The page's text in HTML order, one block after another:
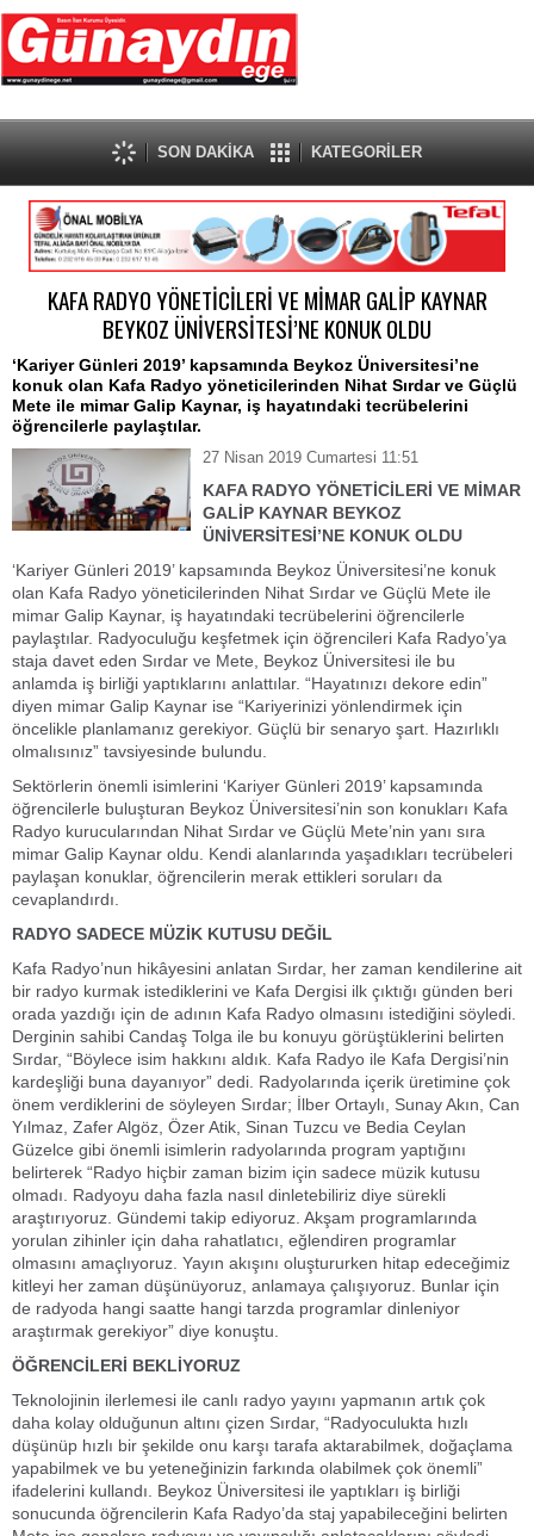
SON DAKİKA KATEGORİLER
KAFA RADYO YÖNETİCİLERİ VE MİMAR GALİP KAYNAR
BEYKOZ ÜNİVERSİTESİ’NE KONUK OLDU
‘Kariyer Günleri 2019’ kapsamında Beykoz Üniversitesi’ne
konuk olan Kafa Radyo yöneticilerinden Nihat Sırdar ve Güçlü
Mete ile mimar Galip Kaynar, iş hayatındaki tecrübelerini
öğrencilerle paylaştılar.
27 Nisan 2019 Cumartesi 11:51
KAFA RADYO YÖNETİCİLERİ VE MİMAR
GALİP KAYNAR BEYKOZ
ÜNİVERSİTESİ’NE KONUK OLDU
‘Kariyer Günleri 2019’ kapsamında Beykoz Üniversitesi’ne konuk
olan Kafa Radyo yöneticilerinden Nihat Sırdar ve Güçlü Mete ile
mimar Galip Kaynar, iş hayatındaki tecrübelerini öğrencilerle
paylaştılar. Radyoculuğu keşfetmek için öğrencileri Kafa Radyo’ya
staja davet eden Sırdar ve Mete, Beykoz Üniversitesi ile bu
anlamda iş birliği yaptıklarını anlattılar. “Hayatınızı dekore edin”
diyen mimar Galip Kaynar ise “Kariyerinizi yönlendirmek için
öncelikle planlamanız gerekiyor. Güçlü bir senaryo şart. Hazırlıklı
olmalısınız” tavsiyesinde bulundu.
Sektörlerin önemli isimlerini ‘Kariyer Günleri 2019’ kapsamında
öğrencilerle buluşturan Beykoz Üniversitesi’nin son konukları Kafa
Radyo kurucularından Nihat Sırdar ve Güçlü Mete’nin yanı sıra
mimar Galip Kaynar oldu. Kendi alanlarında yaşadıkları tecrübeleri
paylaşan konuklar, öğrencilerin merak ettikleri soruları da
cevaplandırdı.
RADYO SADECE MÜZİK KUTUSU DEĞİL
Kafa Radyo’nun hikâyesini anlatan Sırdar, her zaman kendilerine ait
bir radyo kurmak istediklerini ve Kafa Dergisi ilk çıktığı günden beri
orada yazdığı için de adının Kafa Radyo olmasını istediğini söyledi.
Derginin sahibi Candaş Tolga ile bu konuyu görüştüklerini belirten
Sırdar, “Böylece isim hakkını aldık. Kafa Radyo ile Kafa Dergisi’nin
kardeşliği buna dayanıyor” dedi. Radyolarında içerik üretimine çok
önem verdiklerini de söyleyen Sırdar; İlber Ortaylı, Sunay Akın, Can
Yılmaz, Zafer Algöz, Özer Atik, Sinan Tuzcu ve Bedia Ceylan
Güzelce gibi önemli isimlerin radyolarında program yaptığını
belirterek “Radyo hiçbir zaman bizim için sadece müzik kutusu
olmadı. Radyoyu daha fazla nasıl dinletebiliriz diye sürekli
araştırıyoruz. Gündemi takip ediyoruz. Akşam programlarında
yorulan zihinler için daha rahatlatıcı, eğlendiren programlar
olmasını amaçlıyoruz. Yayın akışını oluştururken hitap edeceğimiz
kitleyi her zaman düşünüyoruz, anlamaya çalışıyoruz. Bunlar için
de radyoda hangi saatte hangi tarzda programlar dinleniyor
araştırmak gerekiyor” diye konuştu.
ÖĞRENCİLERİ BEKLİYORUZ
Teknolojinin ilerlemesi ile canlı radyo yayını yapmanın artık çok
daha kolay olduğunun altını çizen Sırdar, “Radyoculukta hızlı
düşünüp hızlı bir şekilde onu karşı tarafa aktarabilmek, doğaçlama
yapabilmek ve bu yeteneğinizin farkında olabilmek çok önemli”
ifadelerini kullandı. Beykoz Üniversitesi ile yaptıkları iş birliği
sonucunda öğrencilerin Kafa Radyo’da staj yapabileceğini belirten